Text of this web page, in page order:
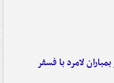
لامرد با فسفر